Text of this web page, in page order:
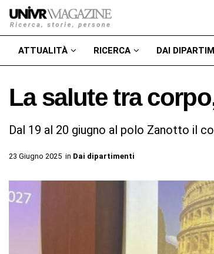
ATTUALITÀ RICERCA DAI
La salute tra
Dal 19 al 20 giugno al polo Zanotto il
23 Giugno 2025 in Dai dipartimenti